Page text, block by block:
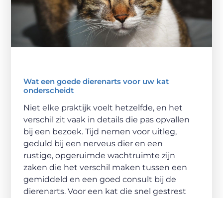
Wat een goede dierenarts voor uw kat
onderscheidt
Niet elke praktijk voelt hetzelfde, en het
verschil zit vaak in details die pas opvallen
bij een bezoek. Tijd nemen voor uitleg,
geduld bij een nerveus dier en een
rustige, opgeruimde wachtruimte zijn
zaken die het verschil maken tussen een
gemiddeld en een goed consult bij de
dierenarts. Voor een kat die snel gestrest